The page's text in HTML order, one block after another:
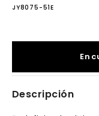
JY8075-51E
Descripción